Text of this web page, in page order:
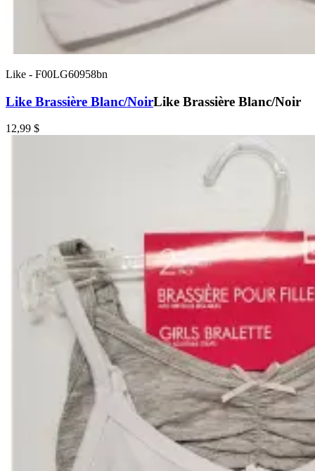
Like - F00LG60958bn
Like Brassière Blanc/NoirLike Brassière Blanc/Noir
12,99 $